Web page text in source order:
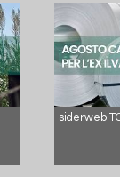
siderweb